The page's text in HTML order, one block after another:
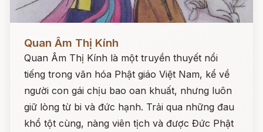
Quan Âm Thị Kính
Quan Âm Thị Kính là một truyền thuyết nổi
tiếng trong văn hóa Phật giáo Việt Nam, kể về
người con gái chịu bao oan khuất, nhưng luôn
giữ lòng từ bi và đức hạnh. Trải qua những đau
khổ tột cùng, nàng viên tịch và được Đức Phật